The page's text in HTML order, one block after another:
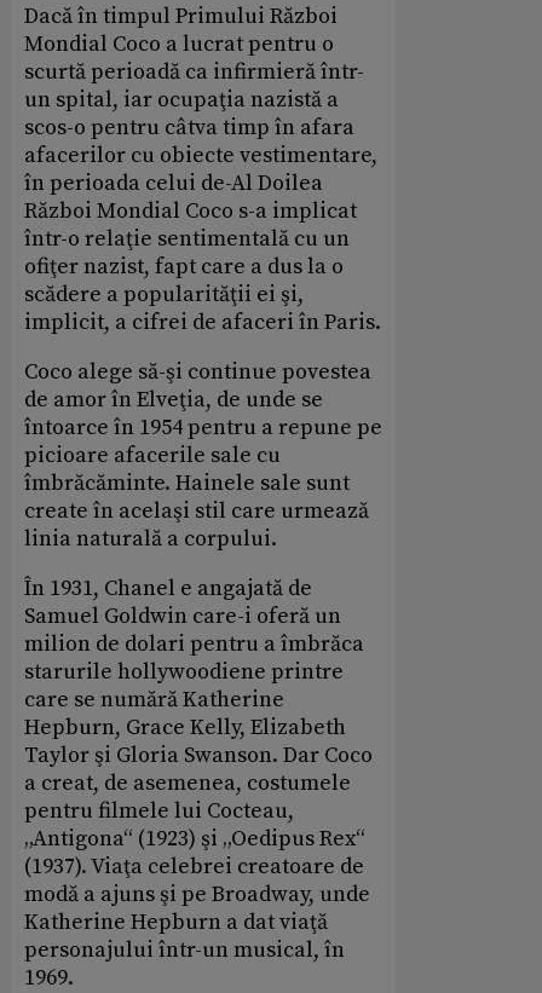
Dacă în timpul Primului Război
Mondial Coco a lucrat pentru o
scurtă perioadă ca infirmieră într-
un spital, iar ocupaţia nazistă a
scos-o pentru câtva timp în afara
afacerilor cu obiecte vestimentare,
în perioada celui de-Al Doilea
Război Mondial Coco s-a implicat
într-o relaţie sentimentală cu un
ofiţer nazist, fapt care a dus la o
scădere a popularităţii ei şi,
implicit, a cifrei de afaceri în Paris.
Coco alege să-şi continue povestea
de amor în Elveţia, de unde se
întoarce în 1954 pentru a repune pe
picioare afacerile sale cu
îmbrăcăminte. Hainele sale sunt
create în acelaşi stil care urmează
linia naturală a corpului.
În 1931, Chanel e angajată de
Samuel Goldwin care-i oferă un
milion de dolari pentru a îmbrăca
starurile hollywoodiene printre
care se numără Katherine
Hepburn, Grace Kelly, Elizabeth
Taylor şi Gloria Swanson. Dar Coco
a creat, de asemenea, costumele
pentru filmele lui Cocteau,
„Antigona“ (1923) şi „Oedipus Rex“
(1937). Viaţa celebrei creatoare de
modă a ajuns şi pe Broadway, unde
Katherine Hepburn a dat viaţă
personajului într-un musical, în
1969.